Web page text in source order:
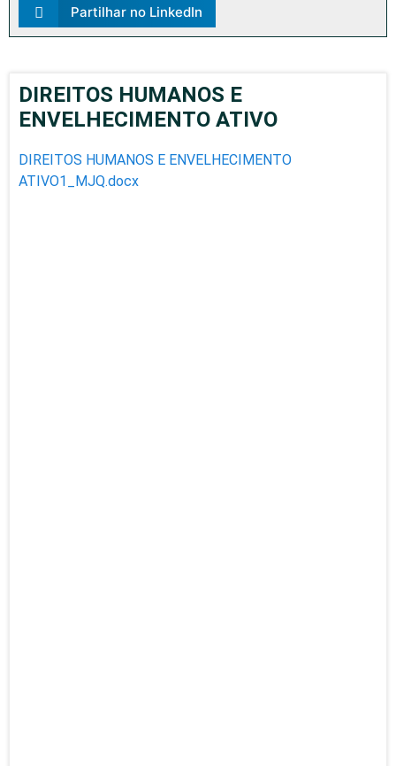
Partilhar no LinkedIn
DIREITOS HUMANOS E
ENVELHECIMENTO ATIVO
DIREITOS HUMANOS E ENVELHECIMENTO
ATIVO1_MJQ.docx